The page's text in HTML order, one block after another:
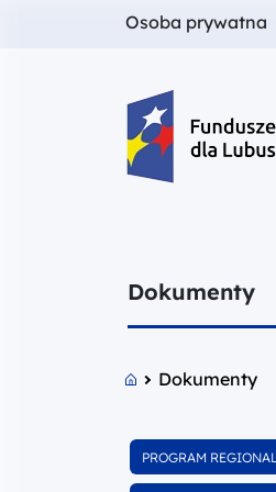
Fundusze dla
Osoba prywatna
Fundusze
Dokumenty
Dokumenty
Wyfiltruj
PROGRAM
wśród